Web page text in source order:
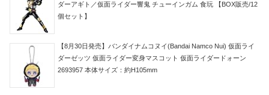
ダーアギト／仮面ライダー響鬼 チューインガム 食玩 【BOX販売/12
個セット】
【8月30日発売】バンダイナムコヌイ(Bandai Namco Nui) 仮面ライ
ダーゼッツ 仮面ライダー変身マスコット 仮面ライダードォーン
2693957 本体サイズ：約H105mm